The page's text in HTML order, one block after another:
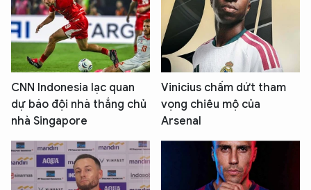
CNN Indonesia lạc quan
dự báo đội nhà thắng chủ
nhà Singapore
Vinicius chấm dứt tham
vọng chiêu mộ của
Arsenal